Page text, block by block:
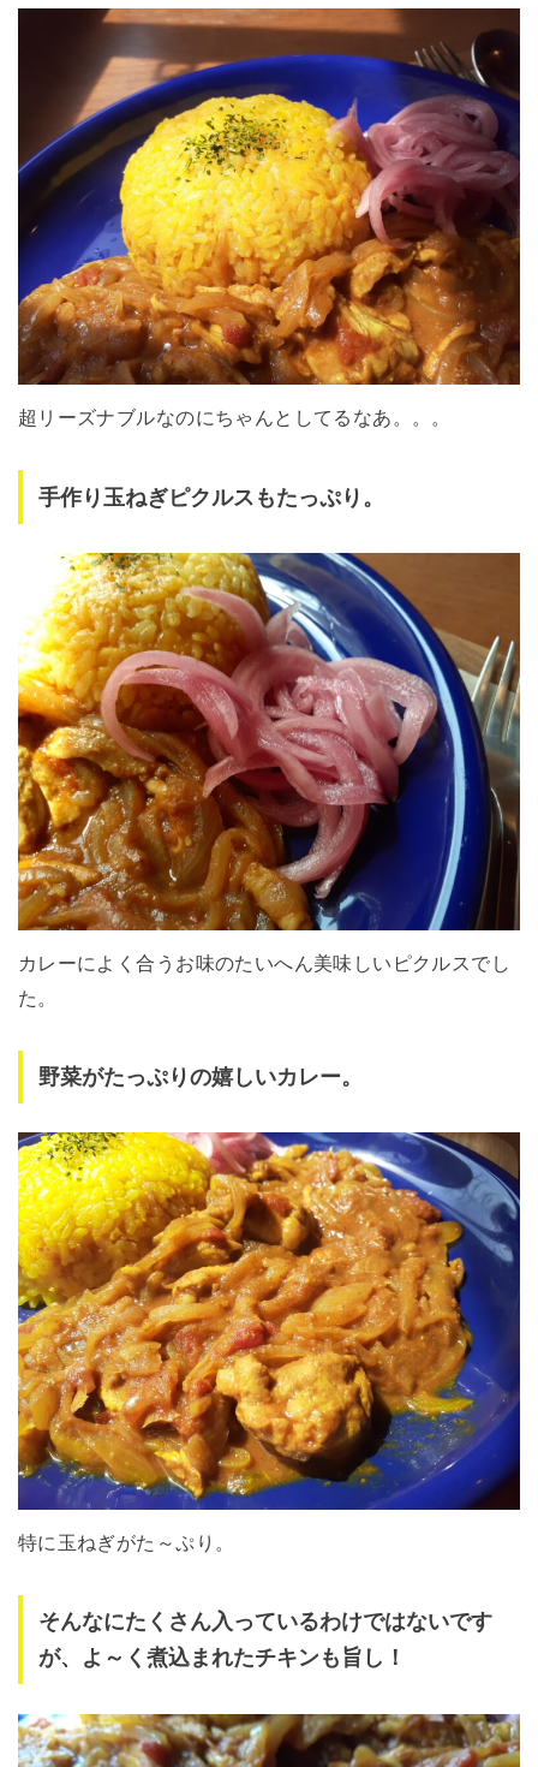
超リーズナブルなのにちゃんとしてるなあ。。。
手作り玉ねぎピクルスもたっぷり。
カレーによく合うお味のたいへん美味しいピクルスでし
た。
野菜がたっぷりの嬉しいカレー。
特に玉ねぎがた～ぷり。
そんなにたくさん入っているわけではないです
が、よ～く煮込まれたチキンも旨し！